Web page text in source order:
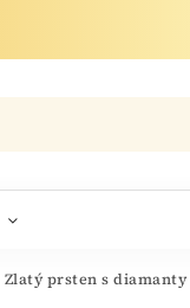
Zlatý prsten s